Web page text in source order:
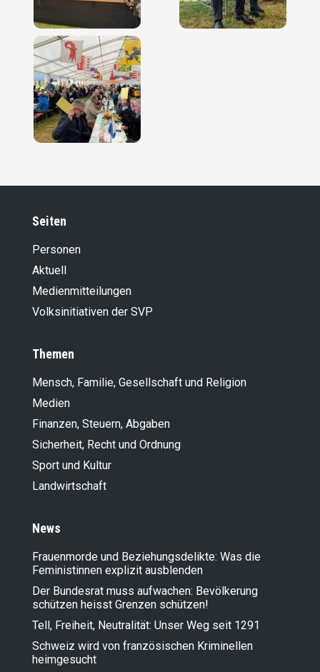
Seiten
Personen
Aktuell
Medienmitteilungen
Volksinitiativen der SVP
Themen
Mensch, Familie, Gesellschaft und Religion
Medien
Finanzen, Steuern, Abgaben
Sicherheit, Recht und Ordnung
Sport und Kultur
Landwirt­schaft
News
Frauenmorde und Beziehungsdelikte: Was die
Feministinnen explizit ausblenden
Der Bundesrat muss aufwachen: Bevölkerung
schützen heisst Grenzen schützen!
Tell, Freiheit, Neutralität: Unser Weg seit 1291
Schweiz wird von französischen Kriminellen
heimgesucht